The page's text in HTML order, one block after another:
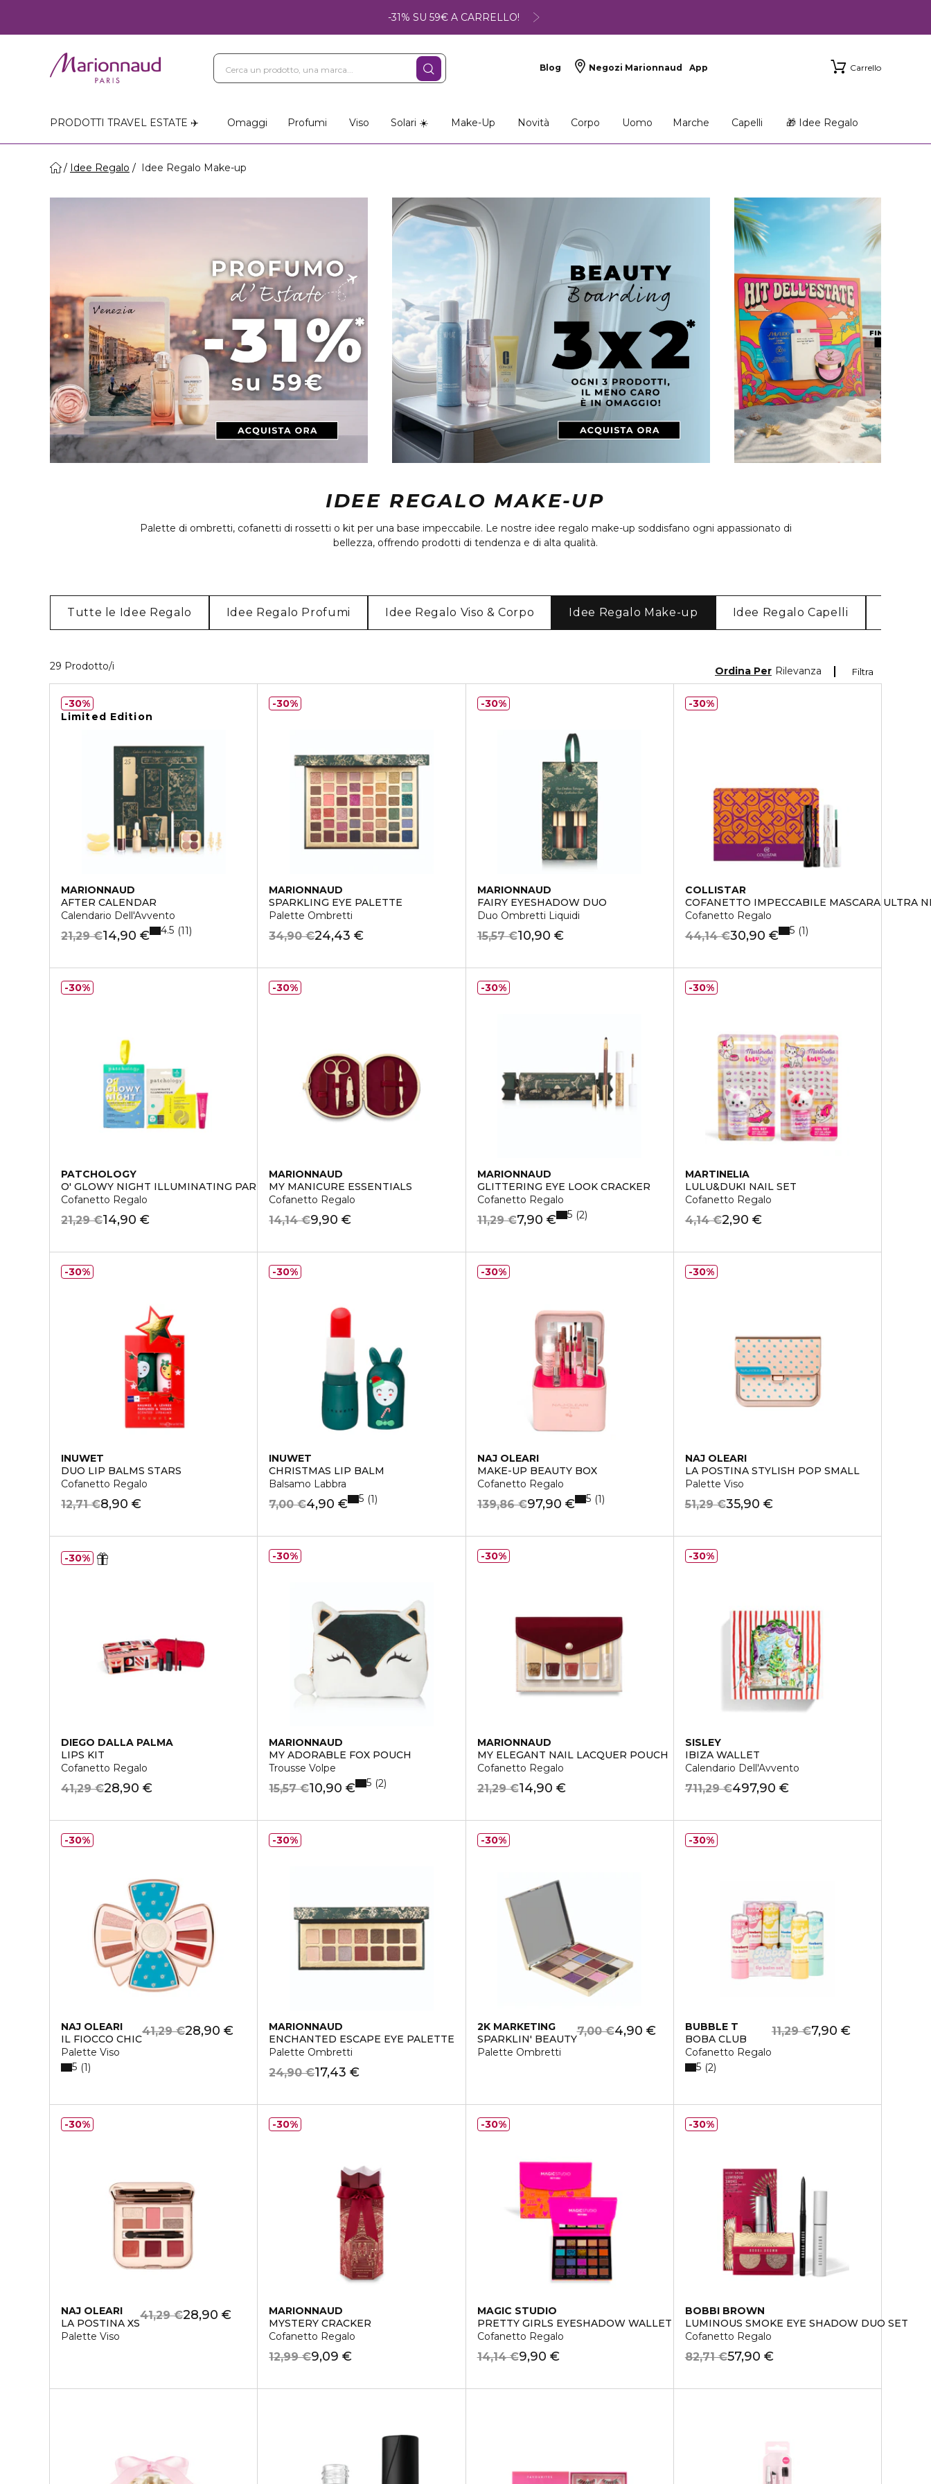
-31% SU 59€ A CARRELLO!
Blog Negozi Marionnaud App Carrello
PRODOTTI TRAVEL ESTATE ✈️ Omaggi Profumi Viso Solari ☀️ Make-Up Novità Corpo Uomo Marche Capelli 🎁 Idee Regalo
Idee Regalo Idee Regalo Make-up
IDEE REGALO MAKE-UP
Palette di ombretti, cofanetti di rossetti o kit per una base impeccabile. Le nostre idee regalo make-up soddisfano ogni appassionato di
bellezza, offrendo prodotti di tendenza e di alta qualità.
Tutte le Idee Regalo Idee Regalo Profumi Idee Regalo Viso & Corpo Idee Regalo Make-up Idee Regalo Capelli
29 Prodotto/i Filtra
Ordina Per Rilevanza
Limited Edition
MARIONNAUD
AFTER CALENDAR
Calendario Dell'Avvento
14,90 €
21,29 € 4.5 11
30%
MARIONNAUD
SPARKLING EYE PALETTE
Palette Ombretti
24,43 €
34,90 €
30%
MARIONNAUD
FAIRY EYESHADOW DUO
Duo Ombretti Liquidi
10,90 €
15,57 €
30%
COLLISTAR
COFANETTO IMPECCABILE MASCARA ULTRA
Cofanetto Regalo
30,90 €
44,14 € 5 1
30%
PATCHOLOGY
O' GLOWY NIGHT ILLUMINATING PARTY
Cofanetto Regalo
14,90 €
21,29 €
30%
MARIONNAUD
MY MANICURE ESSENTIALS
Cofanetto Regalo
9,90 €
14,14 €
30%
MARIONNAUD
GLITTERING EYE LOOK CRACKER
Cofanetto Regalo
7,90 €
11,29 € 5 2
30%
MARTINELIA
LULU&DUKI NAIL SET
Cofanetto Regalo
2,90 €
4,14 €
30%
INUWET
DUO LIP BALMS STARS
Cofanetto Regalo
8,90 €
12,71 €
30%
INUWET
CHRISTMAS LIP BALM
Balsamo Labbra
4,90 €
7,00 € 5 1
30%
NAJ OLEARI
MAKE-UP BEAUTY BOX
Cofanetto Regalo
97,90 €
139,86 € 5 1
30%
NAJ OLEARI
LA POSTINA STYLISH POP SMALL
Palette Viso
35,90 €
51,29 €
30%
DIEGO DALLA PALMA
LIPS KIT
Cofanetto Regalo
28,90 €
41,29 €
30%
MARIONNAUD
MY ADORABLE FOX POUCH
Trousse Volpe
10,90 €
15,57 € 5 2
30%
MARIONNAUD
MY ELEGANT NAIL LACQUER POUCH
Cofanetto Regalo
14,90 €
21,29 €
30%
SISLEY
IBIZA WALLET
Calendario Dell'Avvento
497,90 €
711,29 €
30%
NAJ OLEARI
IL FIOCCO CHIC
Palette Viso
28,90 €
41,29 €
5 1
30%
MARIONNAUD
ENCHANTED ESCAPE EYE PALETTE
Palette Ombretti
17,43 €
24,90 €
30%
2K MARKETING
SPARKLIN' BEAUTY
Palette Ombretti
4,90 €
7,00 €
30%
BUBBLE T
BOBA CLUB
Cofanetto Regalo
7,90 €
11,29 €
5 2
30%
NAJ OLEARI
LA POSTINA XS
Palette Viso
28,90 €
41,29 €
30%
MARIONNAUD
MYSTERY CRACKER
Cofanetto Regalo
9,09 €
12,99 €
30%
MAGIC STUDIO
PRETTY GIRLS EYESHADOW WALLET
Cofanetto Regalo
9,90 €
14,14 €
30%
BOBBI BROWN
LUMINOUS SMOKE EYE SHADOW DUO SET
Cofanetto Regalo
57,90 €
82,71 €
30%